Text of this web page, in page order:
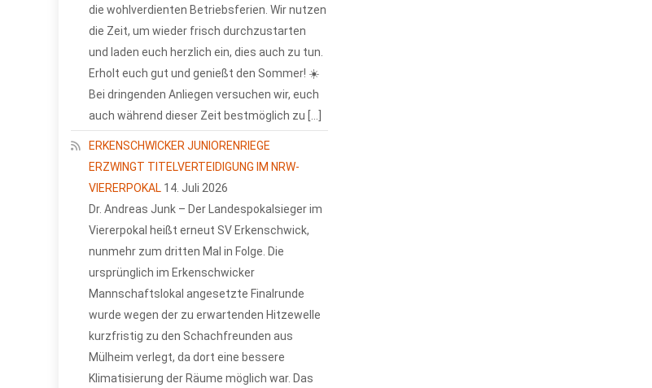
die wohlverdienten Betriebsferien. Wir nutzen
die Zeit, um wieder frisch durchzustarten
und laden euch herzlich ein, dies auch zu tun.
Erholt euch gut und genießt den Sommer! ☀️
Bei dringenden Anliegen versuchen wir, euch
auch während dieser Zeit bestmöglich zu […]
ERKENSCHWICKER JUNIORENRIEGE
ERZWINGT TITELVERTEIDIGUNG IM NRW-
VIERERPOKAL 14. Juli 2026
Dr. Andreas Junk – Der Landespokalsieger im
Viererpokal heißt erneut SV Erkenschwick,
nunmehr zum dritten Mal in Folge. Die
ursprünglich im Erkenschwicker
Mannschaftslokal angesetzte Finalrunde
wurde wegen der zu erwartenden Hitzewelle
kurzfristig zu den Schachfreunden aus
Mülheim verlegt, da dort eine bessere
Klimatisierung der Räume möglich war. Das